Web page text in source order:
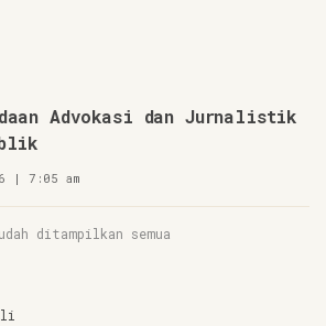
Advokasi dan Jurnalistik
| 7:05 am
ditampilkan semua